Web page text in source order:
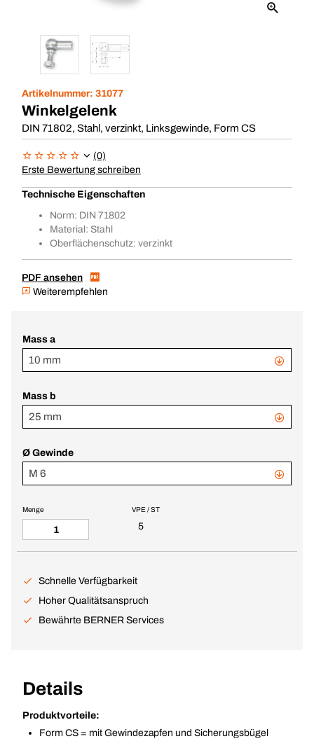
Artikelnummer: 31077
Winkelgelenk
DIN 71802, Stahl, verzinkt, Linksgewinde, Form CS
(0)
Erste Bewertung schreiben
Technische Eigenschaften
Norm: DIN 71802
Material: Stahl
Oberflächenschutz: verzinkt
PDF ansehen
Weiterempfehlen
Mass a
10 mm
Mass b
25 mm
Ø Gewinde
M 6
VPE / ST
5
Menge
Schnelle Verfügbarkeit
Hoher Qualitätsanspruch
Bewährte BERNER Services
Details
Produktvorteile:
Form CS = mit Gewindezapfen und Sicherungsbügel